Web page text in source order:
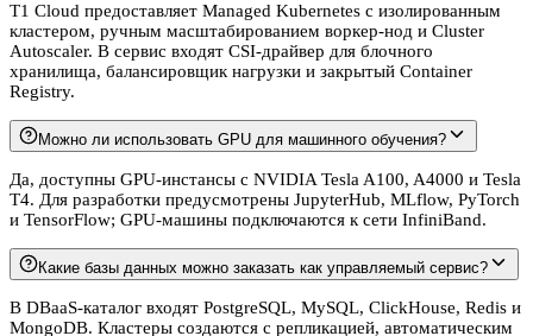
T1 Cloud предоставляет Managed Kubernetes с изолированным
кластером, ручным масштабированием воркер-нод и Cluster
Autoscaler. В сервис входят CSI-драйвер для блочного
хранилища, балансировщик нагрузки и закрытый Container
Registry.
Можно ли использовать GPU для машинного обучения?
Да, доступны GPU-инстансы с NVIDIA Tesla A100, A4000 и Tesla
T4. Для разработки предусмотрены JupyterHub, MLflow, PyTorch
и TensorFlow; GPU-машины подключаются к сети InfiniBand.
Какие базы данных можно заказать как управляемый сервис?
В DBaaS-каталог входят PostgreSQL, MySQL, ClickHouse, Redis и
MongoDB. Кластеры создаются с репликацией, автоматическим